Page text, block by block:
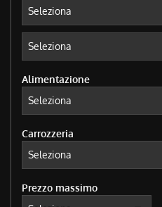
Alimentazione
Carrozzeria
Prezzo massimo